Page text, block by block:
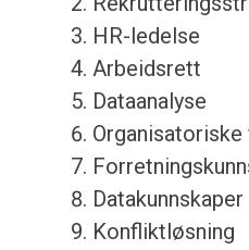
HR-ledelse
Arbeidsrett
Dataanalyse
Datakunnskaper
Konfliktløsning